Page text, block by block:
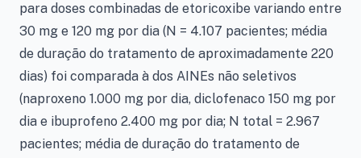
para doses combinadas de etoricoxibe variando entre
30 mg e 120 mg por dia (N = 4.107 pacientes; média
de duração do tratamento de aproximadamente 220
dias) foi comparada à dos AINEs não seletivos
(naproxeno 1.000 mg por dia, diclofenaco 150 mg por
dia e ibuprofeno 2.400 mg por dia; N total = 2.967
pacientes; média de duração do tratamento de